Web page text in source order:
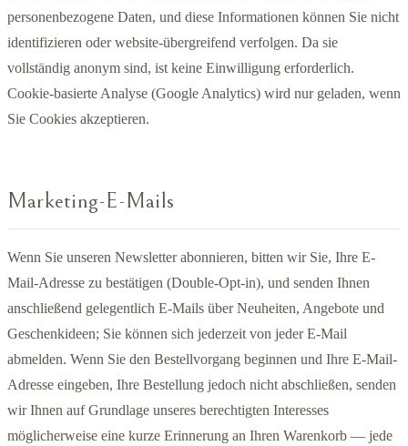
personenbezogene Daten, und diese Informationen können Sie nicht
identifizieren oder website-übergreifend verfolgen. Da sie
vollständig anonym sind, ist keine Einwilligung erforderlich.
Cookie-basierte Analyse (Google Analytics) wird nur geladen, wenn
Sie Cookies akzeptieren.
Marketing-E-Mails
Wenn Sie unseren Newsletter abonnieren, bitten wir Sie, Ihre E-
Mail-Adresse zu bestätigen (Double-Opt-in), und senden Ihnen
anschließend gelegentlich E-Mails über Neuheiten, Angebote und
Geschenkideen; Sie können sich jederzeit von jeder E-Mail
abmelden. Wenn Sie den Bestellvorgang beginnen und Ihre E-Mail-
Adresse eingeben, Ihre Bestellung jedoch nicht abschließen, senden
wir Ihnen auf Grundlage unseres berechtigten Interesses
möglicherweise eine kurze Erinnerung an Ihren Warenkorb — jede